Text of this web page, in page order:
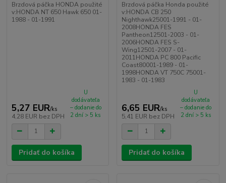
Brzdová páčka HONDA použité
v:HONDA NT 650 Hawk 650 01-
1988 - 01-1991
5,27 EUR/ks
4,28 EUR bez DPH
U
dodávateľa
– dodanie do
2 dní > 5 ks
Pridať do košíka
Brzdová páčka Honda použité
v:HONDA CB 250
Nighthawk25001-1991 - 01-
2008HONDA FES
Pantheon12501-2003 - 01-
2006HONDA FES S-
Wing12501-2007 - 01-
2011HONDA PC 800 Pacific
Coast80001-1989 - 01-
1998HONDA VT 750C 75001-
1983 - 01-1983
6,65 EUR/ks
5,41 EUR bez DPH
U
dodávateľa
– dodanie do
2 dní > 5 ks
Pridať do košíka